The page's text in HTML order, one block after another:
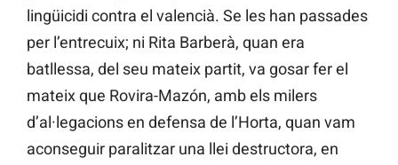
lingüicidi contra el valencià. Se les han passades
per l’entrecuix; ni Rita Barberà, quan era
batllessa, del seu mateix partit, va gosar fer el
mateix que Rovira-Mazón, amb els milers
d’al·legacions en defensa de l’Horta, quan vam
aconseguir paralitzar una llei destructora, en